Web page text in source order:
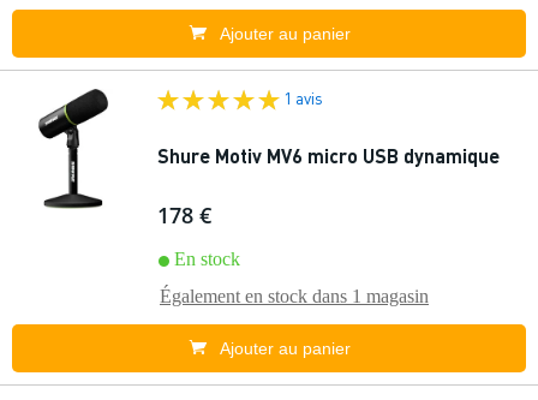
Ajouter au panier
1 avis
Shure Motiv MV6 micro USB dynamique
178 €
En stock
Également en stock dans 1 magasin
Ajouter au panier